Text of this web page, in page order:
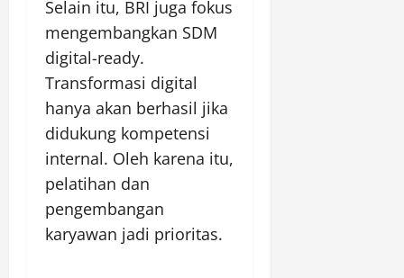
Selain itu, BRI juga fokus
mengembangkan SDM
digital-ready.
Transformasi digital
hanya akan berhasil jika
didukung kompetensi
internal. Oleh karena itu,
pelatihan dan
pengembangan
karyawan jadi prioritas.